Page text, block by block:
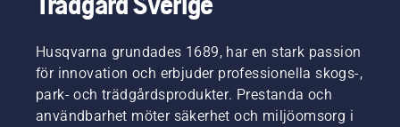
effektiv i
Husqvarna grundades 1689, har en stark passion
för innovation och erbjuder professionella skogs-,
park- och trädgårdsprodukter. Prestanda och
användbarhet möter säkerhet och miljöomsorg i